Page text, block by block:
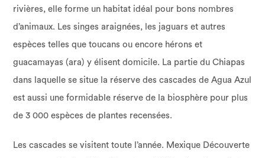
rivières, elle forme un habitat idéal pour bons nombres
d’animaux. Les singes araignées, les jaguars et autres
espèces telles que toucans ou encore hérons et
guacamayas (ara) y élisent domicile. La partie du Chiapas
dans laquelle se situe la réserve des cascades de Agua Azul
est aussi une formidable réserve de la biosphère pour plus
de 3 000 espèces de plantes recensées.
Les cascades se visitent toute l’année. Mexique Découverte